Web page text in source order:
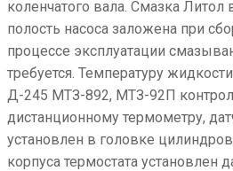
коленчатого вала. Смазка
полость насоса заложена при
процессе эксплуатации
требуется. Температуру
Д-245 МТЗ-892, МТЗ-92П
дистанционному термометру,
установлен в головке
корпуса термостата установлен